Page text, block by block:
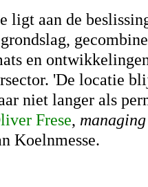
ligt aan de
en
'De locatie
niet langer als
Frese,
Koelnmesse.